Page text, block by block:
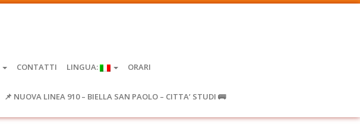
CONTATTI LINGUA: ORARI
📌 NUOVA LINEA 910 – BIELLA SAN PAOLO – CITTA’ STUDI 🚌